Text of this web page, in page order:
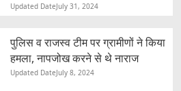
Updated DateJuly 31, 2024
पुलिस व राजस्व टीम पर ग्रामीणों ने किया
हमला, नापजोख करने से थे नाराज
Updated DateJuly 8, 2024